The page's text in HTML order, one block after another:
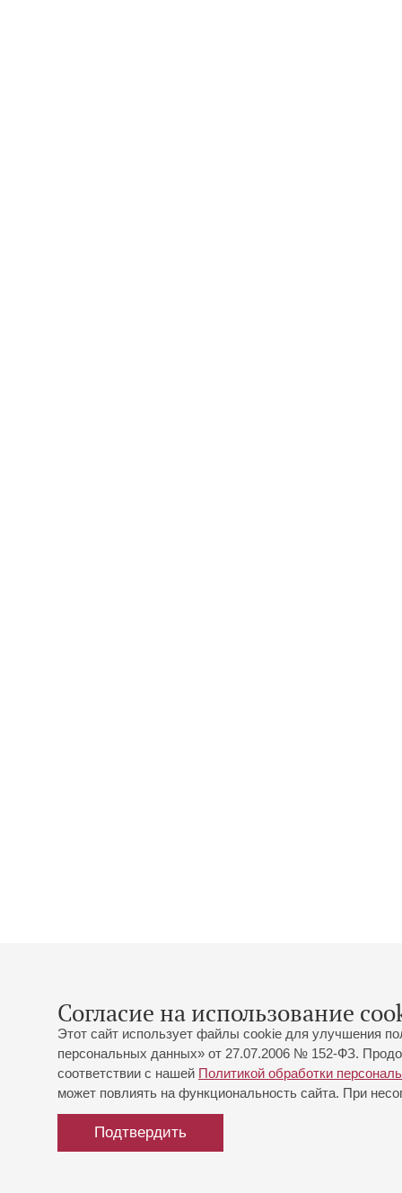
Согласие на использование
Этот сайт использует файлы cookie для улучшения
персональных данных» от 27.07.2006 № 152-ФЗ.
соответствии с нашей Политикой обработки
может повлиять на функциональность сайта. При
Подтвердить